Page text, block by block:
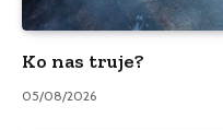
Ko nas truje?
05/08/2026